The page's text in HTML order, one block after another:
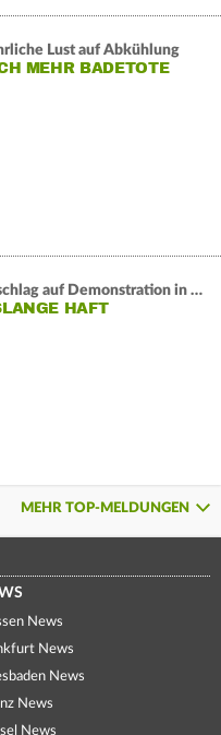
Lust auf Abkühlung
MEHR BADETOTE
Auto-Anschlag auf Demonstration in München:
HAFT
MEHR TOP-MELDUNGEN
News
News
News
News
News